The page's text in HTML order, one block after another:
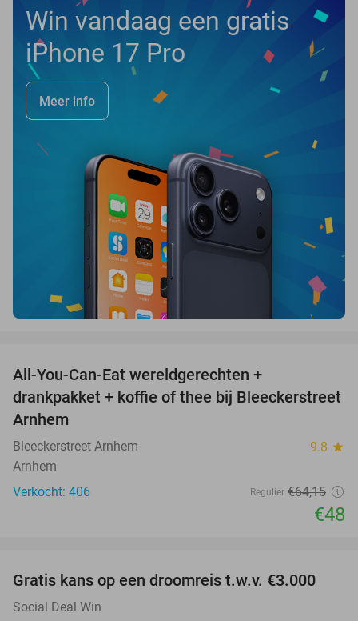
Win vandaag een gratis
iPhone 17 Pro
Meer info
All-You-Can-Eat wereldgerechten +
drankpakket + koffie of thee bij Bleeckerstreet
Arnhem
Bleeckerstreet Arnhem 9.8 star
Arnhem
Verkocht: 406
Regulier €64,15
€48
Gratis kans op een droomreis t.w.v. €3.000
Social Deal Win